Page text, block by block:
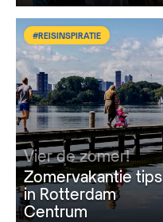
#REISINSPIRATIE
Vier de zomer!
Zomervakantie tips
in Rotterdam
Centrum